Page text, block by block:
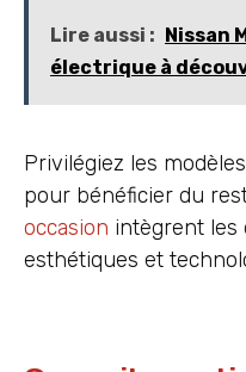
Lire aussi : Nissan
électrique à
Privilégiez les
pour bénéficier du
occasion intègrent les
esthétiques et